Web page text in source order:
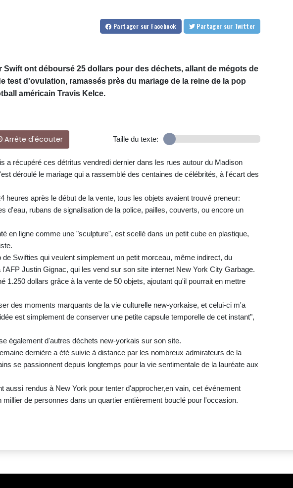
Partager sur Facebook Partager sur Twitter
Swift ont déboursé 25 dollars pour des déchets, allant de mégots de
test d'ovulation, ramassés près du mariage de la reine de la pop
américain Travis Kelce.
Arrête d'écouter Taille du texte:
a récupéré ces détritus vendredi dernier dans les rues autour du Madison
déroulé le mariage qui a rassemblé des centaines de célébrités, à l'écart des
heures après le début de la vente, tous les objets avaient trouvé preneur:
d'eau, rubans de signalisation de la police, pailles, couverts, ou encore un
en ligne comme une "sculpture", est scellé dans un petit cube en plastique,
de Swifties qui veulent simplement un petit morceau, même indirect, du
l'AFP Justin Gignac, qui les vend sur son site internet New York City Garbage.
1.250 dollars grâce à la vente de 50 objets, ajoutant qu'il pourrait en mettre
des moments marquants de la vie culturelle new-yorkaise, et celui-ci m'a
est simplement de conserver une petite capsule temporelle de cet instant",
également d'autres déchets new-yorkais sur son site.
dernière a été suivie à distance par les nombreux admirateurs de la
se passionnent depuis longtemps pour la vie sentimentale de la lauréate aux
aussi rendus à New York pour tenter d'approcher,en vain, cet événement
millier de personnes dans un quartier entièrement bouclé pour l'occasion.